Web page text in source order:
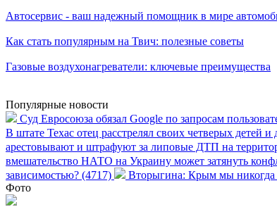
Автосервис - ваш надежный помощник в мире
Как стать популярным на Твич: полезные советы
Газовые воздухонагреватели: ключевые преимущества
Популярные новости
Суд Евросоюза обязал Google по запросам
В штате Техас отец расстрелял своих четверых детей и
арестовывают и штрафуют за липовые ДТП на
вмешательство НАТО на Украину может затянуть
зависимостью? (4717)
Вторыгина: Крым мы никогда
Фото